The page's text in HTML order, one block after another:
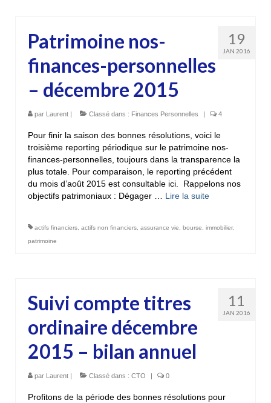
19
JAN 2016
Patrimoine nos-
finances-personnelles
– décembre 2015
par Laurent | Classé dans : Finances Personnelles | 4
Pour finir la saison des bonnes résolutions, voici le
troisième reporting périodique sur le patrimoine nos-
finances-personnelles, toujours dans la transparence la
plus totale. Pour comparaison, le reporting précédent
du mois d’août 2015 est consultable ici. Rappelons nos
objectifs patrimoniaux : Dégager … Lire la suite­­
actifs financiers actifs non financiers assurance vie bourse immobilier,
patrimoine
11
JAN 2016
Suivi compte titres
ordinaire décembre
2015 – bilan annuel
par Laurent | Classé dans : CTO | 0
Profitons de la période des bonnes résolutions pour